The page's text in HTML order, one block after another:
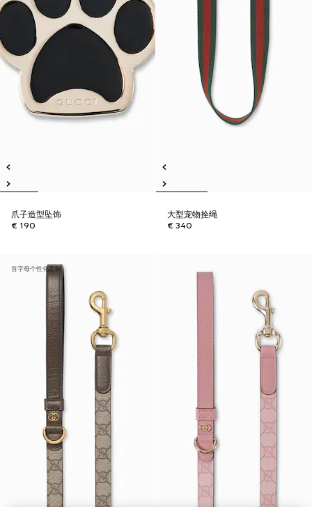
爪子造型坠饰
€ 190
大型宠物拴绳
€ 340
首字母个性化定制